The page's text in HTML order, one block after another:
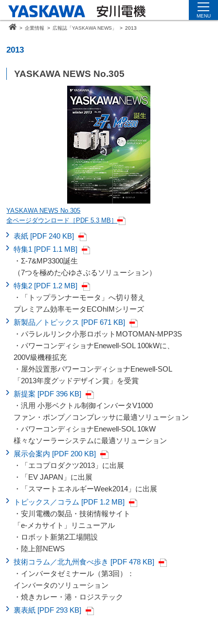
MENU
> 企業情報 > 広報誌「YASKAWA NEWS」 > 2013
2013
YASKAWA NEWS No.305
YASKAWA NEWS No.305
全ページダウンロード［PDF 5.3 MB］
表紙 [PDF 240 KB]
特集1 [PDF 1.1 MB]
・Σ-7&MP3300誕生
（7つを極めた心ゆさぶるソリューション）
特集2 [PDF 1.2 MB]
・「トップランナーモータ」へ切り替え
プレミアム効率モータECOhIMシリーズ
新製品／トピックス [PDF 671 KB]
・パラレルリンク小形ロボットMOTOMAN-MPP3S
・パワーコンディショナEnewell-SOL 100kWに、
200V級機種拡充
・屋外設置形パワーコンディショナEnewell-SOL
「2013年度グッドデザイン賞」を受賞
新提案 [PDF 396 KB]
・汎用 小形ベクトル制御インバータV1000
ファン・ポンプ／コンプレッサに最適ソリューション
・パワーコンディショナEnewell-SOL 10kW
様々なソーラーシステムに最適ソリューション
展示会案内 [PDF 200 KB]
・「エコプロダクツ2013」に出展
・「EV JAPAN」に出展
・「スマートエネルギーWeek2014」に出展
トピックス／コラム [PDF 1.2 MB]
・安川電機の製品・技術情報サイト
「e-メカサイト」リニューアル
・ロボット新第2工場開設
・陸上部NEWS
技術コラム／北九州食べ歩き [PDF 478 KB]
・インバータゼミナール（第3回）：
インバータのソリューション
・焼きカレー・港・ロジステック
裏表紙 [PDF 293 KB]